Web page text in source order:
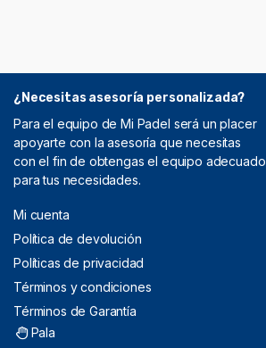
¿Necesitas asesoría personalizada?
Para el equipo de Mi Padel será un placer
apoyarte con la asesoría que necesitas
con el fin de obtengas el equipo adecuado
para tus necesidades.
Mi cuenta
Política de devolución
Políticas de privacidad
Términos y condiciones
Términos de Garantía
Pala